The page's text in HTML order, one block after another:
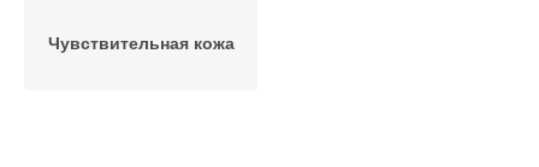
Чувствительная кожа